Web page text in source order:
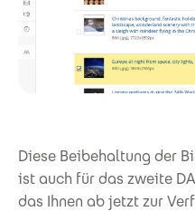
Diese Beibehaltung der
ist auch für das zweite
das Ihnen ab jetzt zur